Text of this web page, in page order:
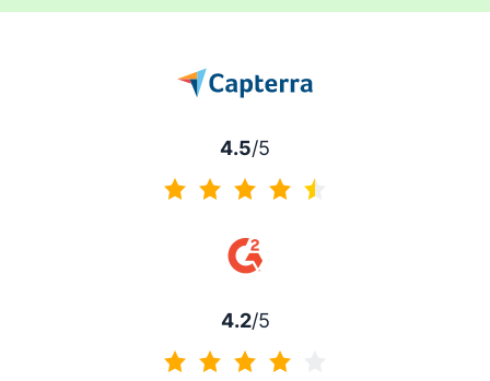
4.5/5
4.2/5